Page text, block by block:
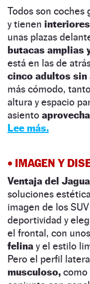
Todos son coches
y tienen
unas plazas
butacas amplias
está en las de
cinco adultos sin
más cómodo,
altura y espacio
asiento
Lee más.
• IMAGEN Y
Ventaja del
soluciones
imagen de los
deportividad y
el frontal, con unos
felina y el estilo
Pero el perfil
musculoso, como